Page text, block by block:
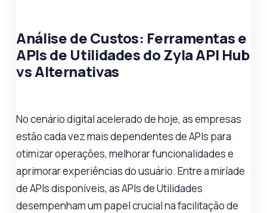
Análise de Custos: Ferramentas e
APIs de Utilidades do Zyla API Hub
vs Alternativas
No cenário digital acelerado de hoje, as empresas
estão cada vez mais dependentes de APIs para
otimizar operações, melhorar funcionalidades e
aprimorar experiências do usuário. Entre a miríade
de APIs disponíveis, as APIs de Utilidades
desempenham um papel crucial na facilitação de